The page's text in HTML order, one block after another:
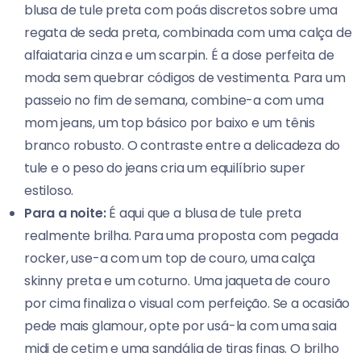
blusa de tule preta com poás discretos sobre uma
regata de seda preta, combinada com uma calça de
alfaiataria cinza e um scarpin. É a dose perfeita de
moda sem quebrar códigos de vestimenta. Para um
passeio no fim de semana, combine-a com uma
mom jeans, um top básico por baixo e um tênis
branco robusto. O contraste entre a delicadeza do
tule e o peso do jeans cria um equilíbrio super
estiloso.
Para a noite:É aqui que a blusa de tule preta
realmente brilha. Para uma proposta com pegada
rocker, use-a com um top de couro, uma calça
skinny preta e um coturno. Uma jaqueta de couro
por cima finaliza o visual com perfeição. Se a ocasião
pede mais glamour, opte por usá-la com uma saia
midi de cetim e uma sandália de tiras finas. O brilho